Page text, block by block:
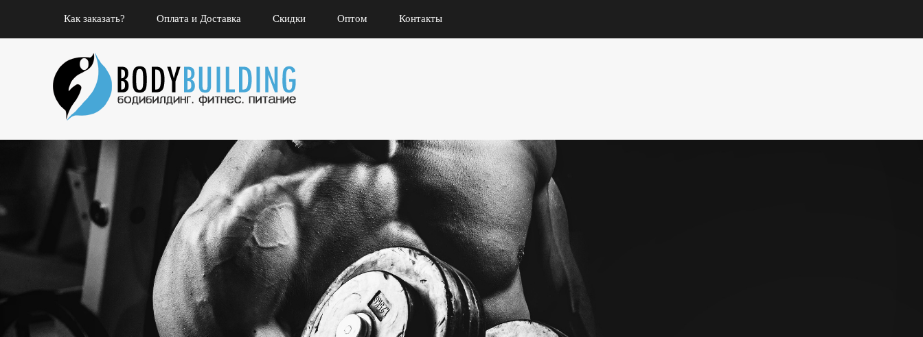
Как заказать? Оплата и Доставка Скидки Оптом Контакты